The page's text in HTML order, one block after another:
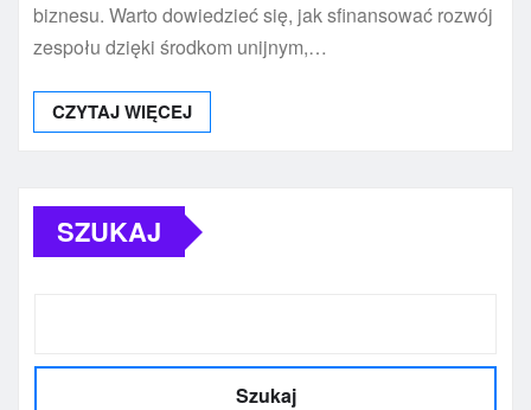
biznesu. Warto dowiedzieć się, jak sfinansować rozwój
zespołu dzięki środkom unijnym,…
CZYTAJ WIĘCEJ
SZUKAJ
Szukaj